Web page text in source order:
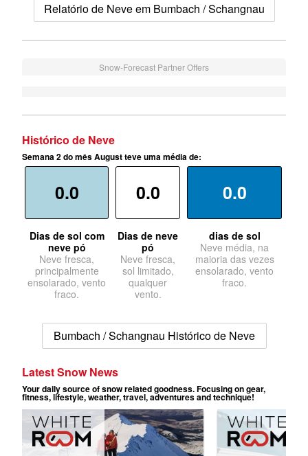
Relatório de Neve em Bumbach / Schangnau
Snow-Forecast Partner Offers
Histórico de Neve
Semana 2 do mês August teve uma média de:
0.0
Dias de sol com
neve pó
Neve fresca,
principalmente
ensolarado, vento
fraco.
0.0
Dias de neve
pó
Neve fresca,
sol limitado,
qualquer
vento.
0.0
dias de sol
Neve média, na
maioria das vezes
ensolarado, vento
fraco.
Bumbach / Schangnau Histórico de Neve